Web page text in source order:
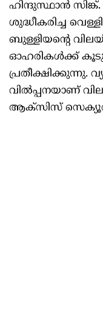
ഹിന്ദുസ്ഥാന്‍
ശുദ്ധീകരിച്ച
ബുള്ളിയന്റെ
ഓഹരികള്‍ക്ക്
പ്രതീക്ഷിക്കുന്നു.
വില്‍പ്പനയാണ്
ആക്‌സിസ്